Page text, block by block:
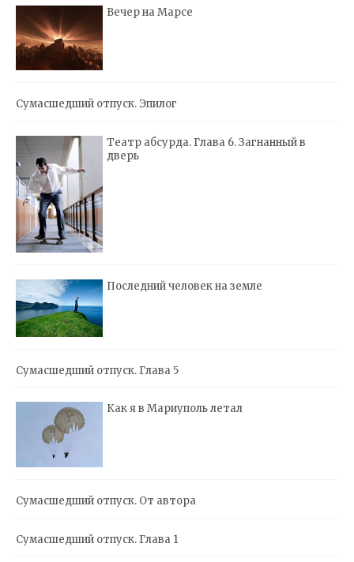
Вечер на Марсе
Сумасшедший отпуск. Эпилог
Театр абсурда. Глава 6. Загнанный в
дверь
Последний человек на земле
Сумасшедший отпуск. Глава 5
Как я в Мариуполь летал
Сумасшедший отпуск. От автора
Сумасшедший отпуск. Глава 1